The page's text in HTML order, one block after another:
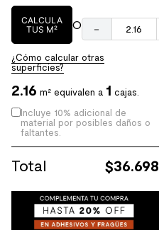
CALCULA
TUS M²
O －
¿Cómo calcular otras
superficies?
2.16 m² equivalen a 1 cajas.
Incluye 10% adicional de
material por posibles daños o
faltantes.
Total $36.698